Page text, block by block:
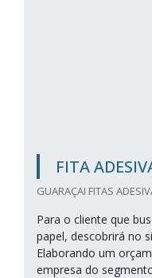
FITA
GUARAÇAI FITAS
Para o cliente que
papel, descobrirá no
Elaborando um
empresa do